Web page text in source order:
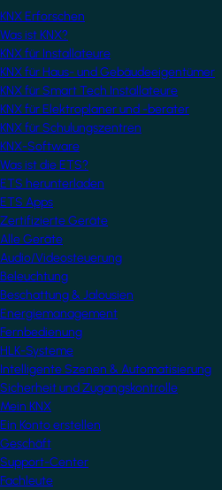
KNX Erforschen
Was ist KNX?
KNX für Installateure
KNX für Haus- und Gebäudeeigentümer
KNX für Smart Tech Installateure
KNX für Elektroplaner und -berater
KNX für Schulungszentren
KNX-Software
Was ist die ETS?
ETS herunterladen
ETS Apps
Zertifizierte Geräte
Alle Geräte
Audio/Videosteuerung
Beleuchtung
Beschattung & Jalousien
Energiemanagement
Fernbedienung
HLK-Systeme
Intelligente Szenen & Automatisierung
Sicherheit und Zugangskontrolle
Mein KNX
Ein Konto erstellen
Geschäft
Support-Center
Fachleute